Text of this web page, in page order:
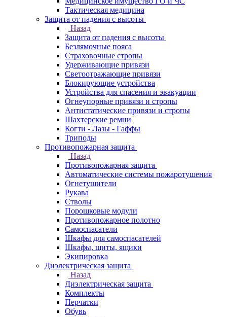
Тактическая медицина
Защита от падения с высоты
Назад
Защита от падения с высоты
Безлямочные пояса
Страховочные стропы
Удерживающие привязи
Светоотражающие привязи
Блокирующие устройства
Устройства для спасения и эвакуации
Огнеупорные привязи и стропы
Антистатические привязи и стропы
Шахтерские ремни
Когти - Лазы - Гаффы
Триподы
Противопожарная защита
Назад
Противопожарная защита
Автоматические системы пожаротушения
Огнетушители
Рукава
Стволы
Порошковые модули
Противопожарное полотно
Самоспасатели
Шкафы для самоспасателей
Шкафы, щиты, ящики
Экипировка
Диэлектрическая защита
Назад
Диэлектрическая защита
Комплекты
Перчатки
Обувь